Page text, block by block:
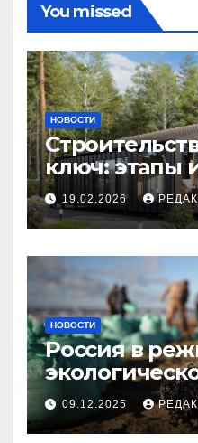
You missed
НОВОСТИ
ключ: этапы
19.02.2026
НОВОСТИ
Россия в
09.12.2025